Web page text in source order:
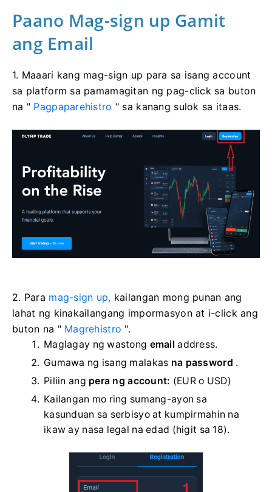
Paano Mag-sign up Gamit
ang Email
1. Maaari kang mag-sign up para sa isang account
sa platform sa pamamagitan ng pag-click sa buton
na " Pagpaparehistro " sa kanang sulok sa itaas.
2. Para mag-sign up, kailangan mong punan ang
lahat ng kinakailangang impormasyon at i-click ang
buton na " Magrehistro ".
Maglagay ng wastong email address.
Gumawa ng isang malakas na password .
Piliin ang pera ng account: (EUR o USD)
Kailangan mo ring sumang-ayon sa
kasunduan sa serbisyo at kumpirmahin na
ikaw ay nasa legal na edad (higit sa 18).